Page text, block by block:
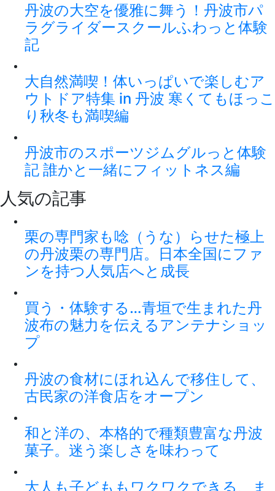
丹波の大空を優雅に舞う！丹波市パ
ラグライダースクールふわっと体験
記
大自然満喫！体いっぱいで楽しむア
ウトドア特集 in 丹波 寒くてもほっこ
り秋冬も満喫編
丹波市のスポーツジムグルっと体験
記 誰かと一緒にフィットネス編
人気の記事
栗の専門家も唸（うな）らせた極上
の丹波栗の専門店。日本全国にファ
ンを持つ人気店へと成長
買う・体験する…青垣で生まれた丹
波布の魅力を伝えるアンテナショッ
プ
丹波の食材にほれ込んで移住して、
古民家の洋食店をオープン
和と洋の、本格的で種類豊富な丹波
菓子。迷う楽しさを味わって
大人も子どももワクワクできる、ま